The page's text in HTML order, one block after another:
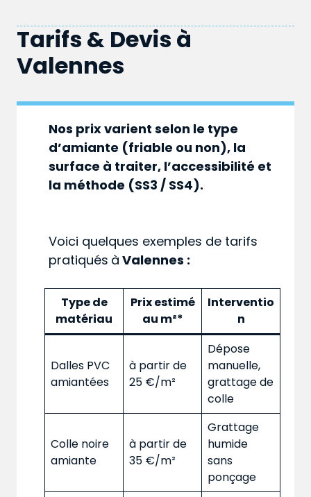
Tarifs & Devis à
Valennes
Nos prix varient selon le type
d’amiante (friable ou non), la
surface à traiter, l’accessibilité et
la méthode (SS3 / SS4).
Voici quelques exemples de tarifs
pratiqués à Valennes :
Type de
matériau
Prix estimé
au m²*
Interventio
n
Dalles PVC
amiantées
à partir de
25 €/m²
Dépose
manuelle,
grattage de
colle
Colle noire
amiante
à partir de
35 €/m²
Grattage
humide
sans
ponçage